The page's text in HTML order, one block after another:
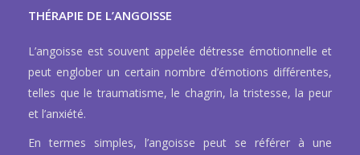
THÉRAPIE DE L’ANGOISSE
L’angoisse est souvent appelée détresse émotionnelle et
peut englober un certain nombre d’émotions différentes,
telles que le traumatisme, le chagrin, la tristesse, la peur
et l’anxiété.
En termes simples, l’angoisse peut se référer à une